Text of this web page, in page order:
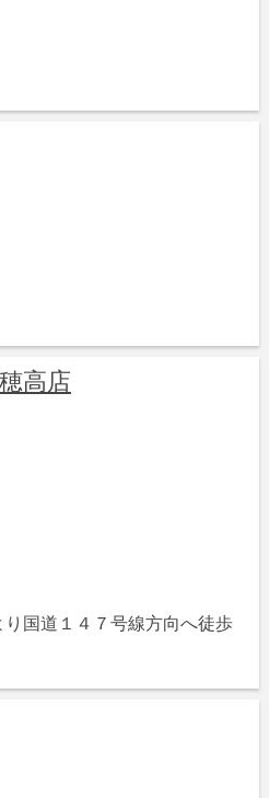
高店
り国道１４７号線方向へ徒歩